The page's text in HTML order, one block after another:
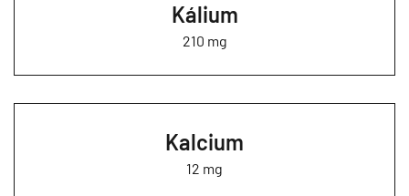
Kálium
210 mg
Kalcium
12 mg